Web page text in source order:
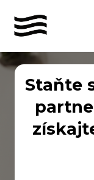
Staňte